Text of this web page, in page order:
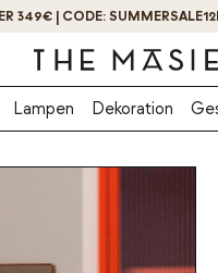
-10% RABATT, WENN SIE
Lampen Dekoration